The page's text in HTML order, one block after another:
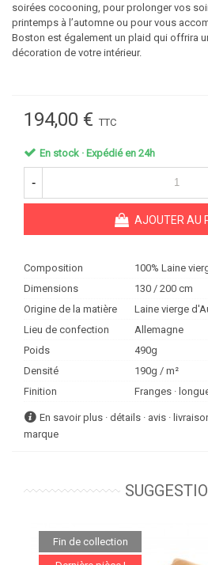
soirées cocooning, pour prolonger vos
printemps à l’automne ou pour vous
Boston est également un plaid qui offrira
décoration de votre intérieur.
194,00 € TTC
En stock · Expédié en 24h
-
AJOUTER AU
Composition
100% Laine
Dimensions
130 / 200 cm
Origine de la matière
Laine vierge
Lieu de confection
Allemagne
Poids
490g
Densité
190g / m²
Finition
Franges ·
En savoir plus · détails · avis ·
marque
Fin de collection